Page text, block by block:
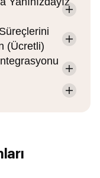
(Ücretli)